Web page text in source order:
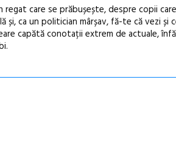
regat care se prăbușește, despre copii
și, ca un politician mârșav, fă-te că vezi
capătă conotații extrem de actuale,